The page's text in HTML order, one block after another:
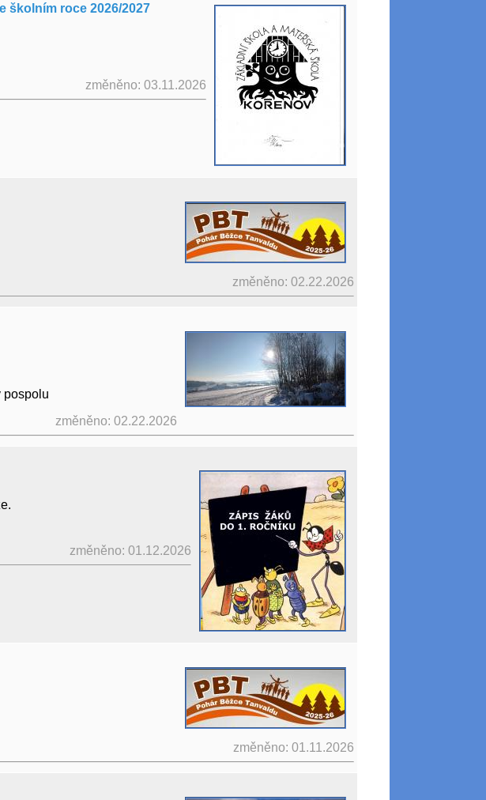
školním roce 2026/2027
změněno: 03.11.2026
změněno: 02.22.2026
pospolu
změněno: 02.22.2026
změněno: 01.12.2026
změněno: 01.11.2026